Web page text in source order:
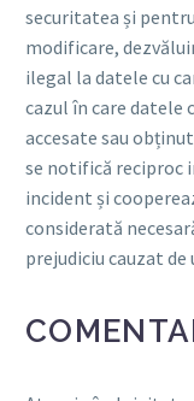
securitatea și
modificare,
ilegal la datele cu
cazul în care datele
accesate sau
se notifică reciproc
incident și
considerată
prejudiciu cauzat